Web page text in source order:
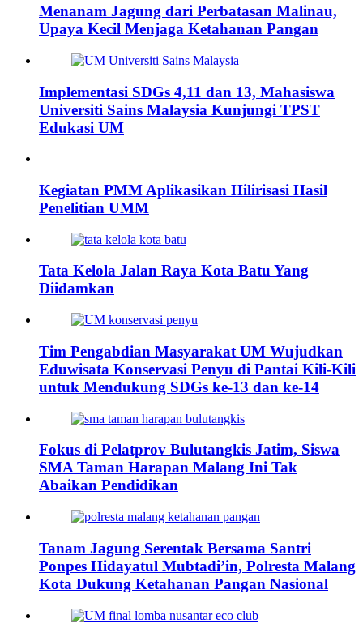
Menanam Jagung dari Perbatasan Malinau,
Upaya Kecil Menjaga Ketahanan Pangan
Implementasi SDGs 4,11 dan 13, Mahasiswa
Universiti Sains Malaysia Kunjungi TPST
Edukasi UM
Kegiatan PMM Aplikasikan Hilirisasi Hasil
Penelitian UMM
Tata Kelola Jalan Raya Kota Batu Yang
Diidamkan
Tim Pengabdian Masyarakat UM Wujudkan
Eduwisata Konservasi Penyu di Pantai Kili-Kili
untuk Mendukung SDGs ke-13 dan ke-14
Fokus di Pelatprov Bulutangkis Jatim, Siswa
SMA Taman Harapan Malang Ini Tak
Abaikan Pendidikan
Tanam Jagung Serentak Bersama Santri
Ponpes Hidayatul Mubtadi’in, Polresta Malang
Kota Dukung Ketahanan Pangan Nasional